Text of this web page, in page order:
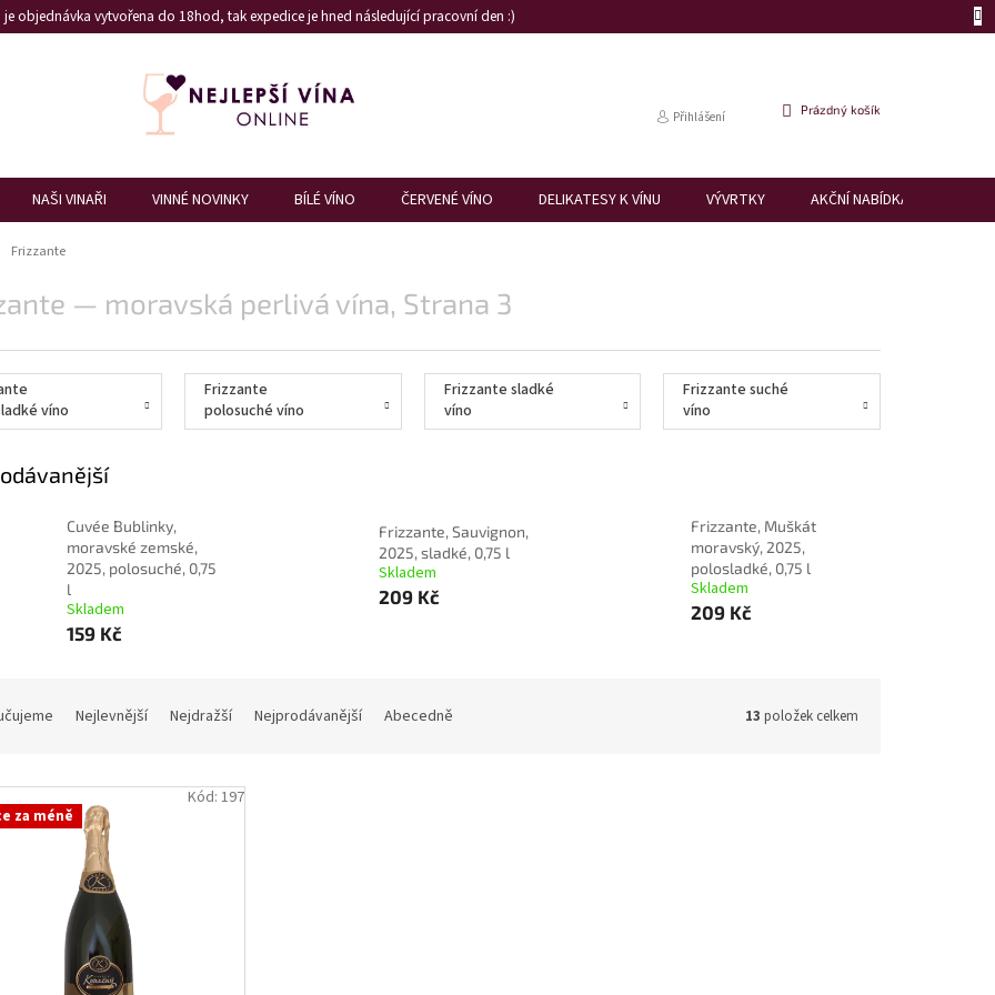
objednávka vytvořena do 18hod, tak expedice je hned následující pracovní den :)
Přihlášení
NÁKUPNÍ
Prázdný košík
NAŠI VINAŘI VINNÉ NOVINKY BÍLÉ VÍNO ČERVENÉ VÍNO DELIKATESY K VÍNU VÝVRTKY AKČNÍ NABÍDKA
Frizzante
— moravská perlivá vína, Strana 3
víno
Frizzante
polosuché víno
Frizzante sladké
víno
Frizzante suché
víno
Cuvée Bublinky,
moravské zemské,
2025, polosuché, 0,75
l
Skladem
159 Kč
Frizzante, Sauvignon,
2025, sladké, 0,75 l
Skladem
209 Kč
Frizzante, Muškát
moravský, 2025,
polosladké, 0,75 l
Skladem
209 Kč
Nejlevnější Nejdražší Nejprodávanější Abecedně 13 položek celkem
za méně
Kód: 197